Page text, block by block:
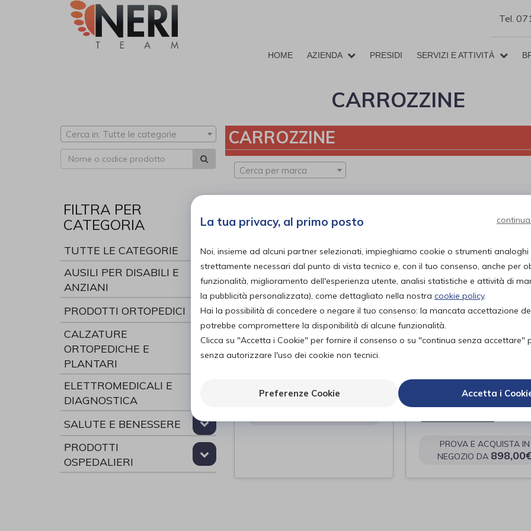
Tel.
HOME AZIENDA PRESIDI SERVIZI E ATTIVITÀ
CARROZZINE
Cerca in: Tutte le categorie
FILTRA PER
CATEGORIA
TUTTE LE CATEGORIE
AUSILI PER DISABILI E
ANZIANI
PRODOTTI ORTOPEDICI
CALZATURE
ORTOPEDICHE E
PLANTARI
ELETTROMEDICALI E
DIAGNOSTICA
SALUTE E BENESSERE
PRODOTTI
OSPEDALIERI
CARROZZINE
Cerca per marca
LEGGERA
PIEGHEVOLE
BasiX 2
PROVA E ACQUISTA IN
NEGOZIO DA
La tua privacy, al primo posto
Noi, insieme ad alcuni partner selezionati, impieghiamo cookie o strumenti analoghi
strettamente necessari dal punto di vista tecnico e, con il tuo consenso, anche per
funzionalità, miglioramento dell'esperienza utente, analisi statistiche e attività di
la pubblicità personalizzata), come dettagliato nella nostra cookie policy.
Hai la possibilità di concedere o negare il tuo consenso: la mancata accettazione
potrebbe compromettere la disponibilità di alcune funzionalità.
Clicca su "Accetta i Cookie" per fornire il consenso o su "continua senza accettare"
senza autorizzare l'uso dei cookie non tecnici.
Preferenze Cookie Accetta i